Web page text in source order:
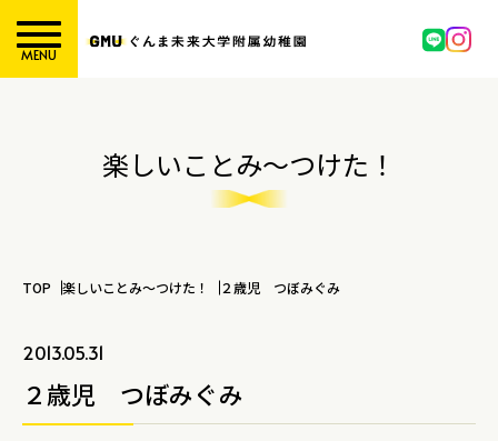
MENU
楽しいことみ～つけた！
TOP 楽しいことみ～つけた！ ２歳児 つぼみぐみ
2013.05.31
２歳児 つぼみぐみ